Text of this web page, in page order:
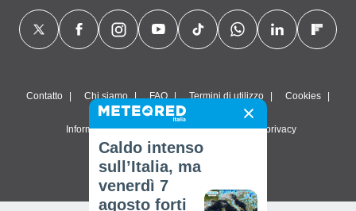
Contatto Chi siamo FAQ Termini di utilizzo Cookies
Informativa sulla privacy Impostazioni sulla privacy
© 2026 Meteored. Tutti i diritti riservati
Caldo intenso
sull’Italia, ma
venerdì 7
agosto forti